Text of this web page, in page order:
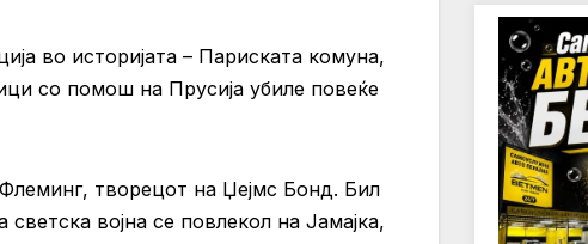
во историјата – Париската комуна,
со помош на Прусија убиле повеќе
творецот на Џејмс Бонд. Бил
војна се повлекол на Јамајка,